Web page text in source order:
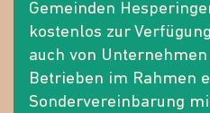
Gemeinden
kostenlos zur
auch von
Betrieben im Rahmen
Sondervereinbarung